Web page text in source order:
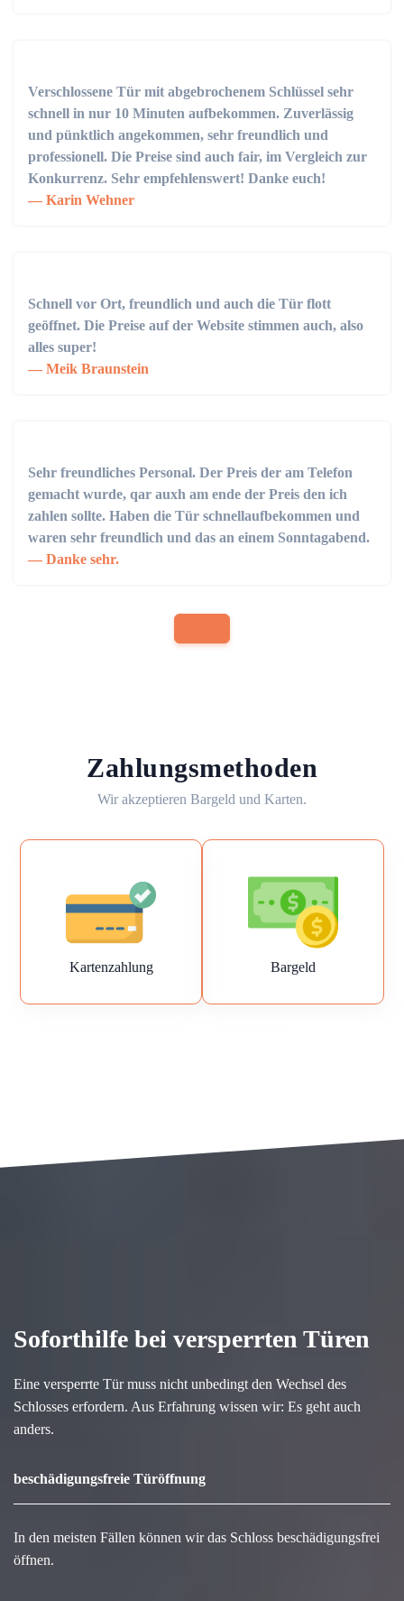
Verschlossene Tür mit abgebrochenem Schlüssel sehr
schnell in nur 10 Minuten aufbekommen. Zuverlässig
und pünktlich angekommen, sehr freundlich und
professionell. Die Preise sind auch fair, im Vergleich zur
Konkurrenz. Sehr empfehlenswert! Danke euch!
Karin Wehner
Schnell vor Ort, freundlich und auch die Tür flott
geöffnet. Die Preise auf der Website stimmen auch, also
alles super!
Meik Braunstein
Sehr freundliches Personal. Der Preis der am Telefon
gemacht wurde, qar auxh am ende der Preis den ich
zahlen sollte. Haben die Tür schnellaufbekommen und
waren sehr freundlich und das an einem Sonntagabend.
Danke sehr.
Zahlungsmethoden
Wir akzeptieren Bargeld und Karten.
Kartenzahlung Bargeld
Soforthilfe bei versperrten Türen
Eine versperrte Tür muss nicht unbedingt den Wechsel des
Schlosses erfordern. Aus Erfahrung wissen wir: Es geht auch
anders.
beschädigungsfreie Türöffnung
In den meisten Fällen können wir das Schloss beschädigungsfrei
öffnen.